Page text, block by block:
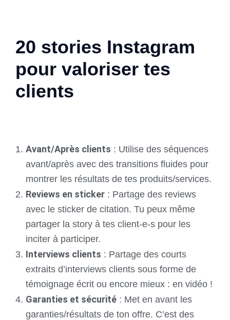
20 stories Instagram
pour valoriser tes
clients
Avant/Après clients : Utilise des séquences
avant/après avec des transitions fluides pour
montrer les résultats de tes produits/services.
Reviews en sticker : Partage des reviews
avec le sticker de citation. Tu peux même
partager la story à tes client-e-s pour les
inciter à participer.
Interviews clients : Partage des courts
extraits d’interviews clients sous forme de
témoignage écrit ou encore mieux : en vidéo !
Garanties et sécurité : Met en avant les
garanties/résultats de ton offre. C’est des